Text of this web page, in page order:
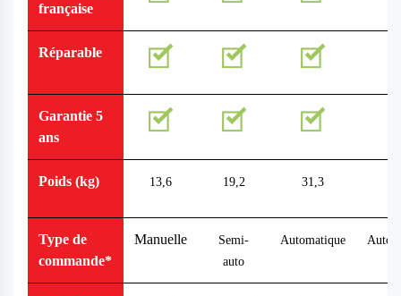
française
Réparable
Garantie 5
ans
Poids (kg) 13,6 19,2 31,3
Type de
commande*
Manuelle
Semi-
auto
Automatique